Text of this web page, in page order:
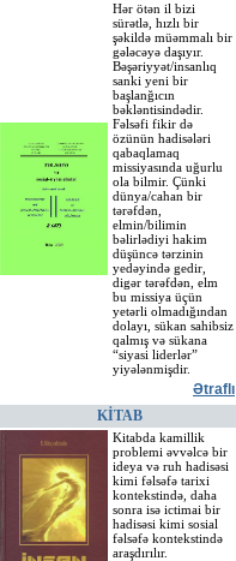
Hər ötən il bizi
sürətlə, hızlı bir
şəkildə müəmmalı bir
gələcəyə daşıyır.
Bəşəriyyət/insanlıq
sanki yeni bir
başlanğıcın
bəkləntisindədir.
Fəlsəfi fikir də
özünün hadisələri
qabaqlamaq
missiyasında uğurlu
ola bilmir. Çünki
dünya/cahan bir
tərəfdən,
elmin/bilimin
bəlirlədiyi hakim
düşüncə tərzinin
yedəyində gedir,
digər tərəfdən, elm
bu missiya üçün
yetərli olmadığından
dolayı, sükan sahibsiz
qalmış və sükana
“siyasi liderlər”
yiyələnmişdir.
Ətraflı
KİTAB
Kitabda kamillik
problemi əvvəlcə bir
ideya və ruh hadisəsi
kimi fəlsəfə tarixi
kontekstində, daha
sonra isə ictimai bir
hadisəsi kimi so­sial
fəlsəfə kontekstində
araşdırılır.